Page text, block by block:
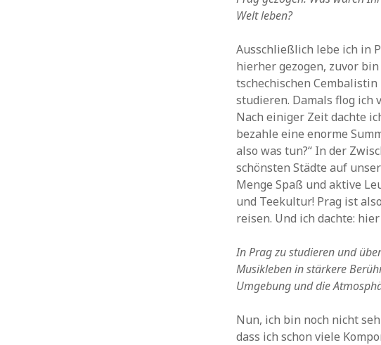
Welt leben?
Ausschließlich lebe ich in
hierher gezogen, zuvor
tschechischen
studieren. Damals flog ich
Nach einiger Zeit dachte
bezahle eine enorme
also was tun?“ In der
schönsten Städte auf
Menge Spaß und aktive
und Teekultur! Prag ist
reisen. Und ich dachte:
In Prag zu studieren und
Musikleben in stärkere
Umgebung und die
Nun, ich bin noch nicht
dass ich schon viele